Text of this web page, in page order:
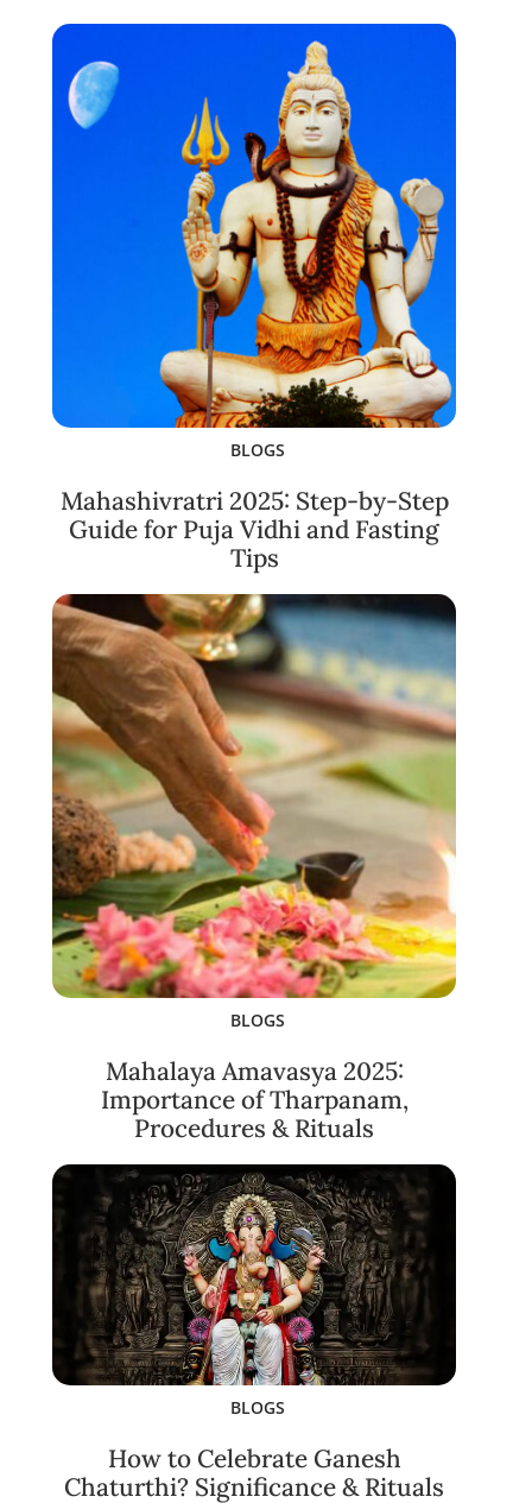
BLOGS
Mahashivratri 2025: Step-by-Step
Guide for Puja Vidhi and Fasting
Tips
BLOGS
Mahalaya Amavasya 2025:
Importance of Tharpanam,
Procedures & Rituals
BLOGS
How to Celebrate Ganesh
Chaturthi? Significance & Rituals